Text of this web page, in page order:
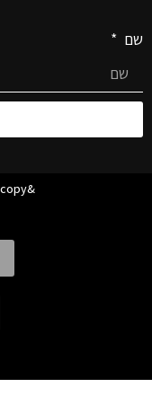
שם
&copy כל הזכויות שמורות - אבי לב